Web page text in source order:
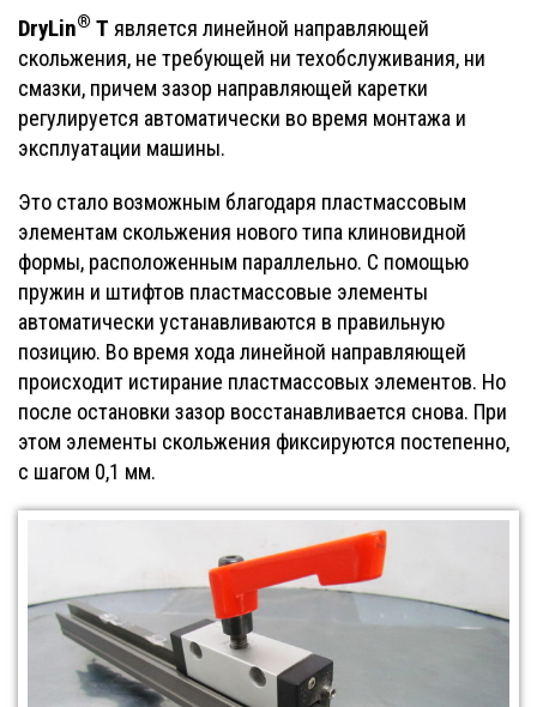
DryLin® Т является линейной направляющей
скольжения, не требующей ни техобслуживания, ни
смазки, причем зазор направляющей каретки
регулируется автоматически во время монтажа и
эксплуатации машины.
Это стало возможным благодаря пластмассовым
элементам скольжения нового типа клиновидной
формы, расположенным параллельно. С помощью
пружин и штифтов пластмассовые элементы
автоматически устанавливаются в правильную
позицию. Во время хода линейной направляющей
происходит истирание пластмассовых элементов. Но
после остановки зазор восстанавливается снова. При
этом элементы скольжения фиксируются постепенно,
с шагом 0,1 мм.